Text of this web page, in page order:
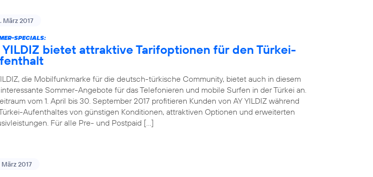
März 2017
SPECIALS:
YILDIZ bietet attraktive Tarifoptionen für den Türkei-
die Mobilfunkmarke für die deutsch-türkische Community, bietet auch in diesem
Sommer-Angebote für das Telefonieren und mobile Surfen in der Türkei an.
vom 1. April bis 30. September 2017 profitieren Kunden von AY YILDIZ während
Aufenthaltes von günstigen Konditionen, attraktiven Optionen und erweiterten
Für alle Pre- und Postpaid […]
März 2017